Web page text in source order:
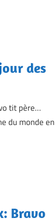
des
tit père…
du monde en
Bravo